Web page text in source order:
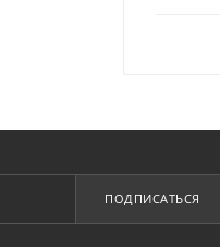
ПОДПИСАТЬСЯ